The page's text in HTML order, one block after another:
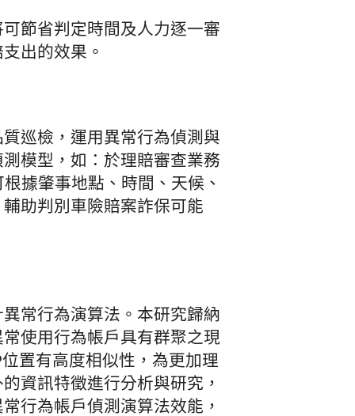
節省判定時間及人力逐一審
出的效果。
巡檢，運用異常行為偵測與
模型，如：於理賠審查業務
據肇事地點、時間、天候、
助判別車險賠案詐保可能
常行為演算法。本研究歸納
使用行為帳戶具有群聚之現
置有高度相似性，為更加理
資訊特徵進行分析與研究，
行為帳戶偵測演算法效能，